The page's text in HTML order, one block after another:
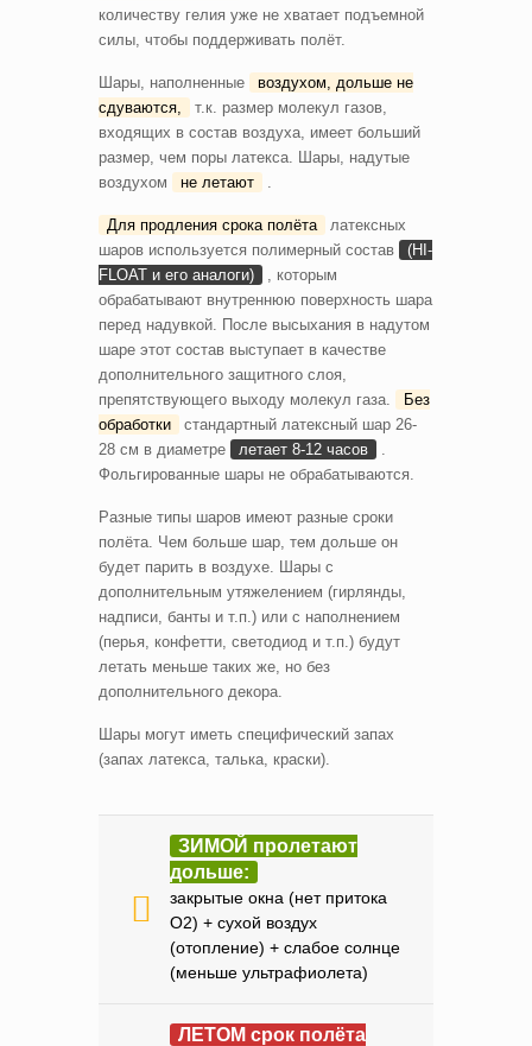
количеству гелия уже не хватает подъемной
силы, чтобы поддерживать полёт.
Шары, наполненные
воздухом, дольше не
сдуваются,
т.к. размер молекул газов,
входящих в состав воздуха, имеет больший
размер, чем поры латекса. Шары, надутые
воздухом
не летают .
Для продления срока полёта
латексных
шаров используется полимерный состав
(HI-
FLOAT и его аналоги)
, которым
обрабатывают внутреннюю поверхность шара
перед надувкой. После высыхания в надутом
шаре этот состав выступает в качестве
дополнительного защитного слоя,
препятствующего выходу молекул газа.
Без
обработки
стандартный латексный шар 26-
28 см в диаметре
летает 8-12 часов
.
Фольгированные шары не обрабатываются.
Разные типы шаров имеют разные сроки
полёта. Чем больше шар, тем дольше он
будет парить в воздухе. Шары с
дополнительным утяжелением (гирлянды,
надписи, банты и т.п.) или с наполнением
(перья, конфетти, светодиод и т.п.) будут
летать меньше таких же, но без
дополнительного декора.
Шары могут иметь специфический запах
(запах латекса, талька, краски).
ЗИМОЙ пролетают
дольше:
закрытые окна (нет притока
O2) + сухой воздух
(отопление) + слабое солнце
(меньше ультрафиолета)
ЛЕТОМ срок полёта